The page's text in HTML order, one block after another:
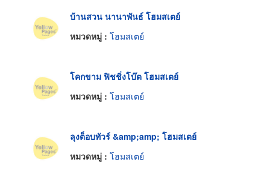
บ้านสวน นานาพันธ์ โฮมสเตย์
หมวดหมู่ : โฮมสเตย์
โคกขาม ฟิชชิ่งโบ๊ต โฮมสเตย์
หมวดหมู่ : โฮมสเตย์
ลุงต็อบทัวร์ &amp;amp; โฮมสเตย์
หมวดหมู่ : โฮมสเตย์